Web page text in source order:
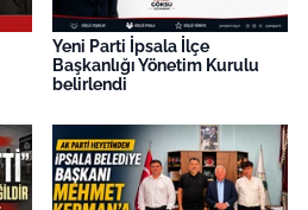
Yeni Parti İpsala İlçe
Başkanlığı Yönetim Kurulu
belirlendi